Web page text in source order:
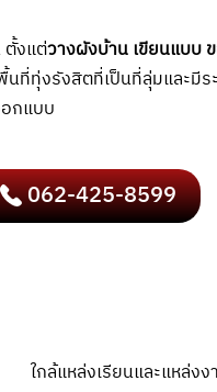
ตั้งแต่วางผังบ้าน เขียนแบบ
นที่ทุ่งรังสิตที่เป็นที่ลุ่มแล
กแบบ
062-425-8599
ใกล้แหล่งเรียนและแหล่งง